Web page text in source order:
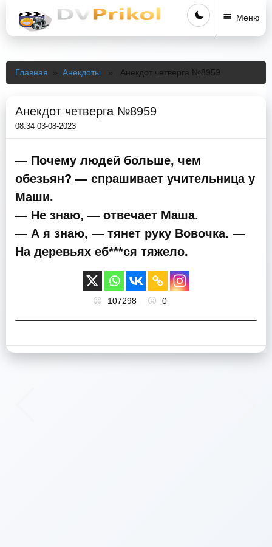
Меню
Главная » Анекдоты » Анекдот четверга №8959
Анекдот четверга №8959
08:34 03-08-2023
— Почему людей больше, чем
обезьян? — спрашивает учительница у
Маши.
— Не знаю, — отвечает Маша.
— А я знаю, — тянет руку Вовочка. —
На деревьях еб***ся тяжело.
107298 0